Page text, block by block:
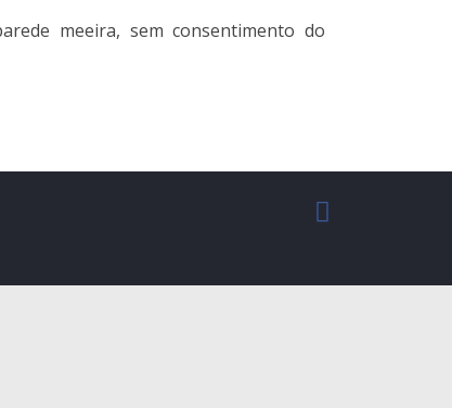
meeira, sem consentimento do